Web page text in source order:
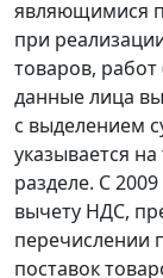
являющимися
при
товаров, работ
данные лица
с выделением
указывается
разделе. С
вычету НДС,
перечислении
поставок